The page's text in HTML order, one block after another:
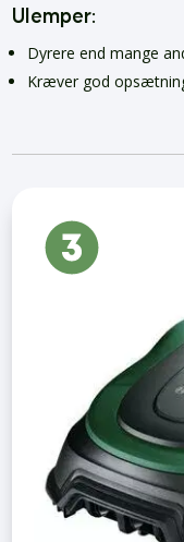
Ulemper:
Dyrere end mange
Kræver god